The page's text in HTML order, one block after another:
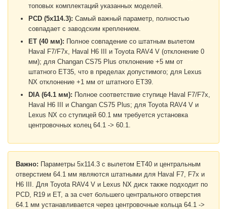
топовых комплектаций указанных моделей.
PCD (5x114.3): Самый важный параметр, полностью
совпадает с заводским креплением.
ET (40 мм): Полное совпадение со штатным вылетом
Haval F7/F7x, Haval H6 III и Toyota RAV4 V (отклонение 0
мм); для Changan CS75 Plus отклонение +5 мм от
штатного ET35, что в пределах допустимого; для Lexus
NX отклонение +1 мм от штатного ET39.
DIA (64.1 мм): Полное соответствие ступице Haval F7/F7x,
Haval H6 III и Changan CS75 Plus; для Toyota RAV4 V и
Lexus NX со ступицей 60.1 мм требуется установка
центровочных колец 64.1 -> 60.1.
Важно: Параметры 5x114.3 с вылетом ET40 и центральным
отверстием 64.1 мм являются штатными для Haval F7, F7x и
H6 III. Для Toyota RAV4 V и Lexus NX диск также подходит по
PCD, R19 и ET, а за счет большего центрального отверстия
64.1 мм устанавливается через центровочные кольца 64.1 ->